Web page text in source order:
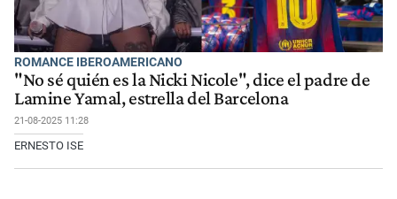
ROMANCE IBEROAMERICANO
"No sé quién es la Nicki Nicole", dice el padre de
Lamine Yamal, estrella del Barcelona
21-08-2025 11:28
ERNESTO ISE